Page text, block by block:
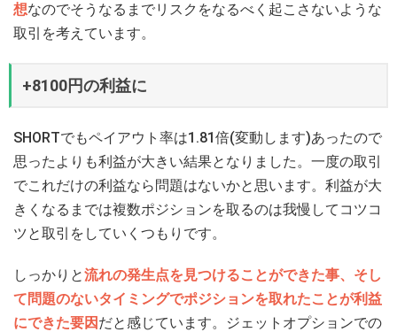
想なのでそうなるまでリスクをなるべく起こさないような
取引を考えています。
+8100円の利益に
SHORTでもペイアウト率は1.81倍(変動します)あったので
思ったよりも利益が大きい結果となりました。一度の取引
でこれだけの利益なら問題はないかと思います。利益が大
きくなるまでは複数ポジションを取るのは我慢してコツコ
ツと取引をしていくつもりです。
しっかりと流れの発生点を見つけることができた事、そし
て問題のないタイミングでポジションを取れたことが利益
にできた要因 だと感じています。ジェットオプションでの